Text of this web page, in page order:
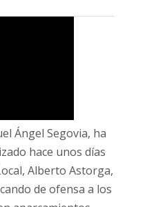
Ángel Segovia, ha
hace unos días
Alberto Astorga,
de ofensa a los